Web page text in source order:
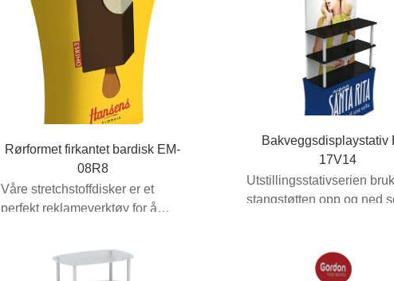
Rørformet firkantet bardisk EM-
08R8
Våre stretchstoffdisker er et
perfekt reklameverktøy for å
Bakveggsdisplaystativ
17V14
Utstillingsstativserien
stangstøtten opp og ned